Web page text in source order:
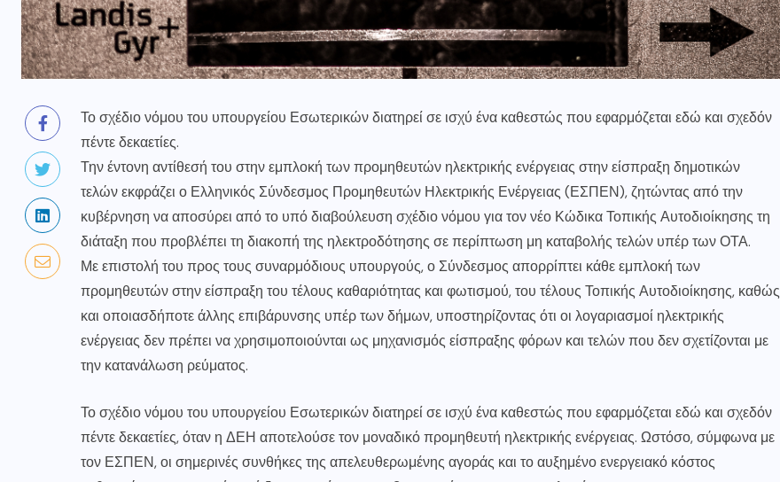
Το σχέδιο νόμου του υπουργείου Εσωτερικών διατηρεί σε ισχύ ένα καθεστώς που εφαρμόζεται εδώ και σχεδόν
πέντε δεκαετίες.
Την έντονη αντίθεσή του στην εμπλοκή των προμηθευτών ηλεκτρικής ενέργειας στην είσπραξη δημοτικών
τελών εκφράζει ο Ελληνικός Σύνδεσμος Προμηθευτών Ηλεκτρικής Ενέργειας (ΕΣΠΕΝ), ζητώντας από την
κυβέρνηση να αποσύρει από το υπό διαβούλευση σχέδιο νόμου για τον νέο Κώδικα Τοπικής Αυτοδιοίκησης τη
διάταξη που προβλέπει τη διακοπή της ηλεκτροδότησης σε περίπτωση μη καταβολής τελών υπέρ των ΟΤΑ.
Με επιστολή του προς τους συναρμόδιους υπουργούς, ο Σύνδεσμος απορρίπτει κάθε εμπλοκή των
προμηθευτών στην είσπραξη του τέλους καθαριότητας και φωτισμού, του τέλους Τοπικής Αυτοδιοίκησης, καθώς
και οποιασδήποτε άλλης επιβάρυνσης υπέρ των δήμων, υποστηρίζοντας ότι οι λογαριασμοί ηλεκτρικής
ενέργειας δεν πρέπει να χρησιμοποιούνται ως μηχανισμός είσπραξης φόρων και τελών που δεν σχετίζονται με
την κατανάλωση ρεύματος.
Το σχέδιο νόμου του υπουργείου Εσωτερικών διατηρεί σε ισχύ ένα καθεστώς που εφαρμόζεται εδώ και σχεδόν
πέντε δεκαετίες, όταν η ΔΕΗ αποτελούσε τον μοναδικό προμηθευτή ηλεκτρικής ενέργειας. Ωστόσο, σύμφωνα με
τον ΕΣΠΕΝ, οι σημερινές συνθήκες της απελευθερωμένης αγοράς και το αυξημένο ενεργειακό κόστος